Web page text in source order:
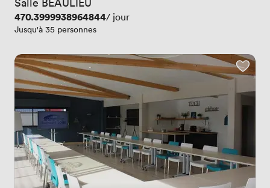
Prix
470.3999938964844/ jour
Jusqu'à 35 personnes